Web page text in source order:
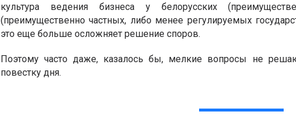
культура ведения бизнеса у белорусских
(преимущественно частных, либо менее регулируемых
это еще больше осложняет решение споров.
Поэтому часто даже, казалось бы, мелкие вопросы не
повестку дня.